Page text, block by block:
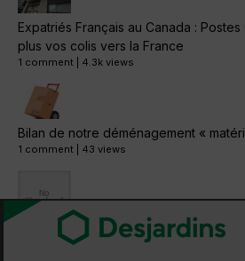
Expatriés Français au Canada : Postes
plus vos colis vers la France
1 comment 4.3k views
Bilan de notre déménagement «
1 comment 43 views
Soudeur quebec
1 comment |47 views